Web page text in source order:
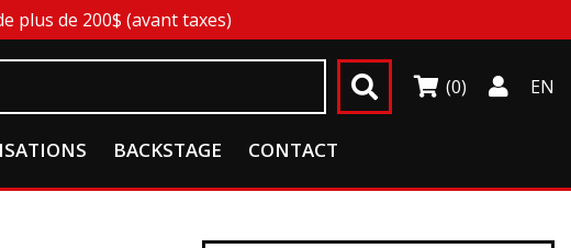
plus de 200$ (avant taxes)
(0) EN
BACKSTAGE CONTACT